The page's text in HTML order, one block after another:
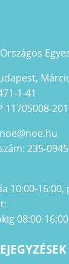
1-41
11705008-
235-0945
10:00-
08:00-